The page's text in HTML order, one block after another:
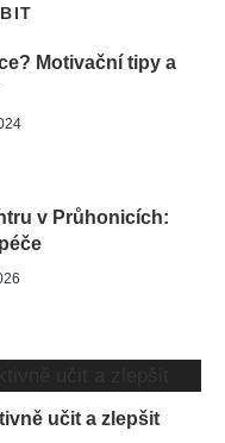
Motivační tipy a
v Průhonicích:
učit a zlepšit